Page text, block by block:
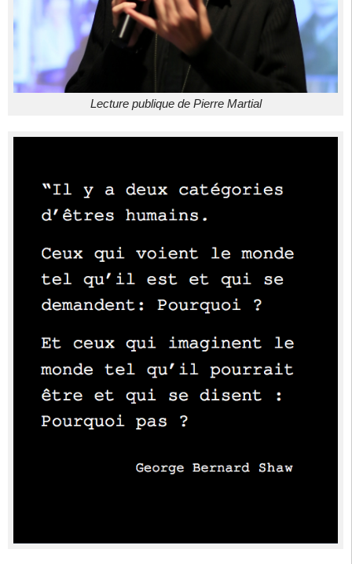
Lecture publique de Pierre Martial